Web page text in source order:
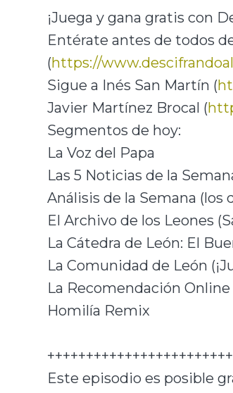
¡Juega y gana gratis con
Entérate antes de todos
(https://
Sigue a Inés San Martín (
Javier Martínez Brocal (
Segmentos de hoy:
La Voz del Papa
Las 5 Noticias de la
Análisis de la Semana
El Archivo de los Leones
La Cátedra de León: El
La Comunidad de León
La Recomendación Online
Homilía Remix
Este episodio es posible